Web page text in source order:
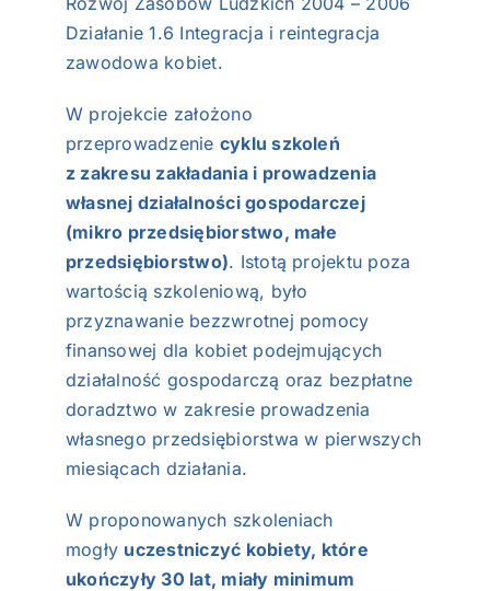
Działanie 1.6 Integracja i reintegracja
zawodowa kobiet.
W projekcie założono
przeprowadzenie cyklu szkoleń
z zakresu zakładania i prowadzenia
własnej działalności gospodarczej
(mikro przedsiębiorstwo, małe
przedsiębiorstwo). Istotą projektu poza
wartością szkoleniową, było
przyznawanie bezzwrotnej pomocy
finansowej dla kobiet podejmujących
działalność gospodarczą oraz bezpłatne
doradztwo w zakresie prowadzenia
własnego przedsiębiorstwa w pierwszych
miesiącach działania.
W proponowanych szkoleniach
mogły uczestniczyć kobiety, które
ukończyły 30 lat, miały minimum